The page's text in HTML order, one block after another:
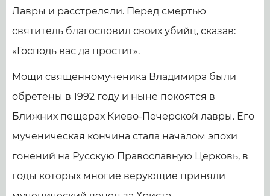
Лавры и расстреляли. Перед смертью
святитель благословил своих убийц, сказав:
«Господь вас да простит».
Мощи священномученика Владимира были
обретены в 1992 году и ныне покоятся в
Ближних пещерах Киево-Печерской лавры. Его
мученическая кончина стала началом эпохи
гонений на Русскую Православную Церковь, в
годы которых многие верующие приняли